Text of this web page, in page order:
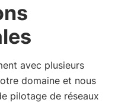
avec plusieurs
domaine et nous
pilotage de réseaux